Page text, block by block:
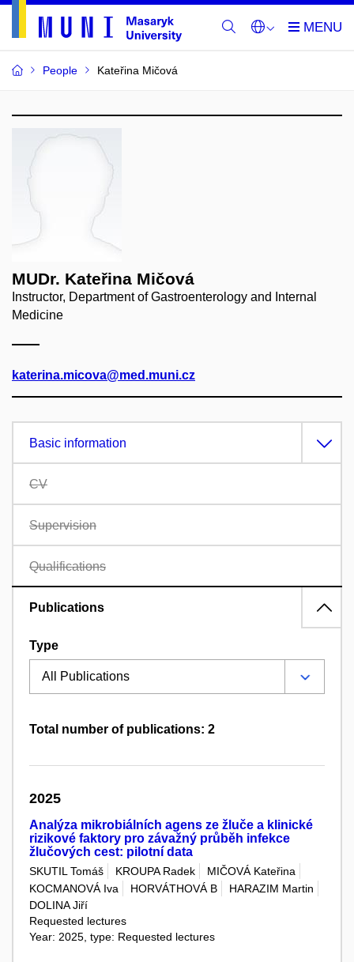
People Kateřina Mičová
MUDr. Kateřina Mičová
Instructor, Department of Gastroenterology and Internal
Medicine
katerina.micova@med.muni.cz
Basic information
CV
Supervision
Qualifications
Publications
Type
Total number of publications: 2
2025
Analýza mikrobiálních agens ze žluče a klinické
rizikové faktory pro závažný průběh infekce
žlučových cest: pilotní data
SKUTIL Tomáš KROUPA Radek
MIČOVÁ Kateřina
KOCMANOVÁ Iva
HORVÁTHOVÁ B
HARAZIM Martin
DOLINA Jiří
Requested lectures
Year: 2025, type: Requested lectures